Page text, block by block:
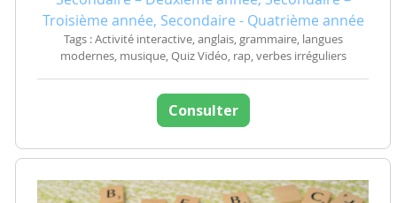
Troisième année, Secondaire - Quatrième année
Tags : Activité interactive, anglais, grammaire, langues
modernes, musique, Quiz Vidéo, rap, verbes irréguliers
Consulter